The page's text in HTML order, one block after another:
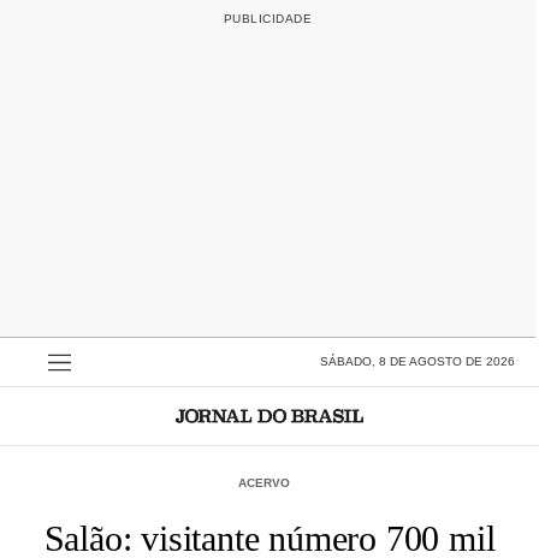
SÁBADO, 8 DE AGOSTO DE 2026
ACERVO
Salão: visitante número 700 mil